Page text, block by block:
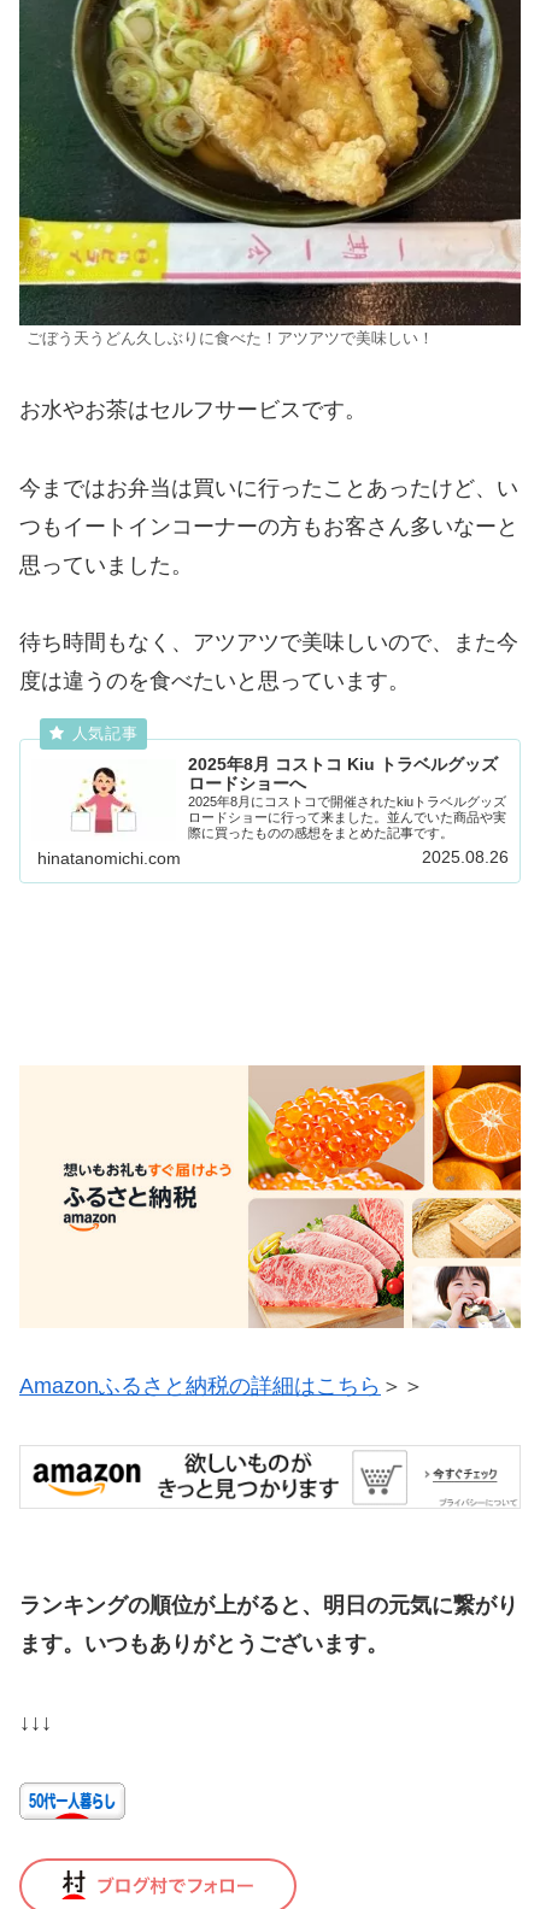
ごぼう天うどん久しぶりに食べた！アツアツで美味しい！
お水やお茶はセルフサービスです。
今まではお弁当は買いに行ったことあったけど、い
つもイートインコーナーの方もお客さん多いなーと
思っていました。
待ち時間もなく、アツアツで美味しいので、また今
度は違うのを食べたいと思っています。
2025年8月 コストコ Kiu トラベルグッズ
ロードショーへ
2025年8月にコストコで開催されたkiuトラベルグッズ
ロードショーに行って来ました。並んでいた商品や実
際に買ったものの感想をまとめた記事です。
hinatanomichi.com 2025.08.26
Amazonふるさと納税の詳細はこちら ＞＞
ランキングの順位が上がると、明日の元気に繋がり
ます。いつもありがとうございます。
↓↓↓